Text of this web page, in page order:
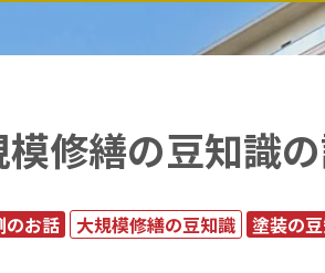
模修繕の豆知識
のお話 大規模修繕の豆知識 塗装の